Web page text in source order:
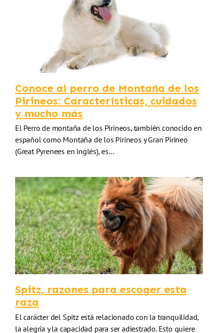
Conoce al perro de Montaña de los
Pirineos: Características, cuidados
y mucho más
El Perro de montaña de los Pirineos, también conocido en
español como Montaña de los Pirineos y Gran Pirineo
(Great Pyrenees en inglés), es…
Spitz, razones para escoger esta
raza
El carácter del Spitz está relacionado con la tranquilidad,
la alegría y la capacidad para ser adiestrado. Esto quiere